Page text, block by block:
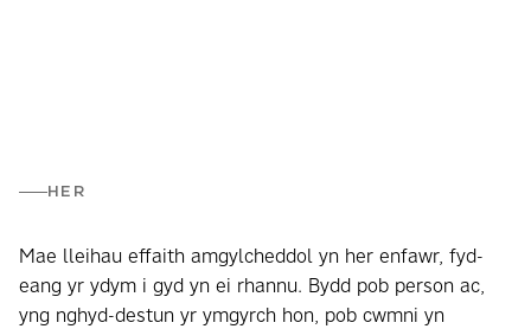
HER
Mae lleihau effaith amgylcheddol yn her enfawr, fyd-
eang yr ydym i gyd yn ei rhannu. Bydd pob person ac,
yng nghyd-destun yr ymgyrch hon, pob cwmni yn